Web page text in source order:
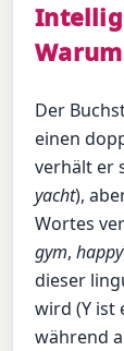
Der
einen
verhält er
yacht),
Wortes
gym,happy
dieser
wird (Y ist
während